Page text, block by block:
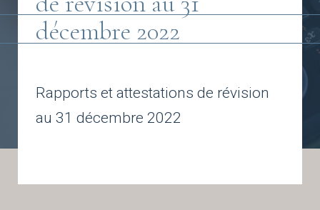
décembre 2022
Rapports et attestations de révision
au 31 décembre 2022